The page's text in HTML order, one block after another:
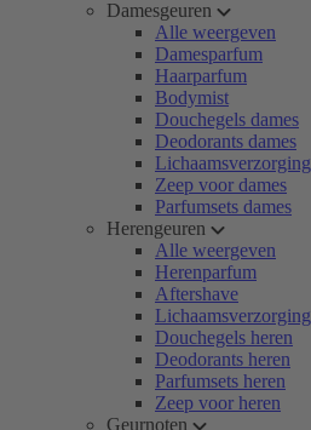
Damesgeuren
Alle weergeven
Damesparfum
Haarparfum
Bodymist
Douchegels dames
Deodorants dames
Lichaamsverzorging
Zeep voor dames
Parfumsets dames
Herengeuren
Alle weergeven
Herenparfum
Aftershave
Lichaamsverzorging
Douchegels heren
Deodorants heren
Parfumsets heren
Zeep voor heren
Geurnoten